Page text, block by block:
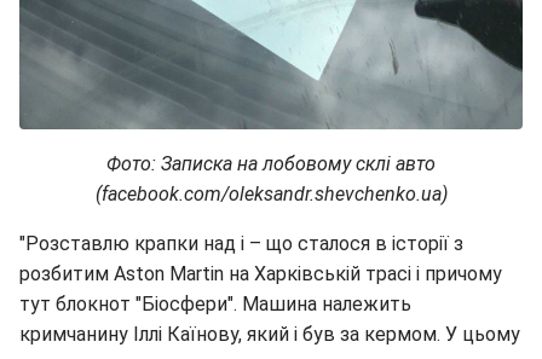
Фото: Записка на лобовому склі авто
(facebook.com/oleksandr.shevchenko.ua)
"Розставлю крапки над і – що сталося в історії з
розбитим Aston Martin на Харківській трасі і причому
тут блокнот "Біосфери". Машина належить
кримчанину Іллі Каїнову, який і був за кермом. У цьому